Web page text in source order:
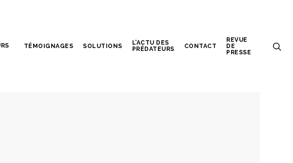
TÉMOIGNAGES SOLUTIONS
L’ACTU DES
PRÉDATEURS
CONTACT
REVUE
DE
PRESSE